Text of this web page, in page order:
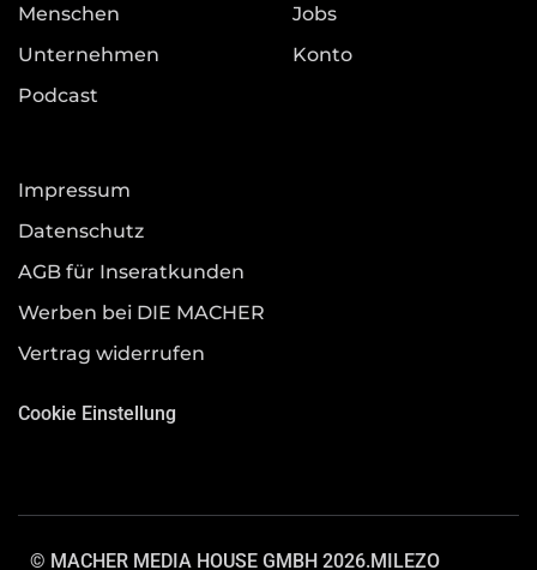
Menschen
Unternehmen
Podcast
Jobs
Konto
Impressum
Datenschutz
AGB für Inseratkunden
Werben bei DIE MACHER
Vertrag widerrufen
Cookie Einstellung
© MACHER MEDIA HOUSE GMBH 2026.MILEZO